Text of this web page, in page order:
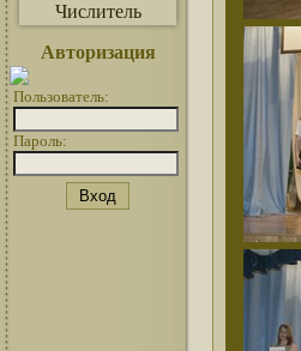
Числитель
Авторизация
Пользователь:
Пароль: